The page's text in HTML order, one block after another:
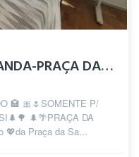
SUÍTE FEMININA C/ VARANDA-PRAÇA DA SAVASSI-PRAÇA LIBERDADE
🏩 🎀🌷SOMENTE P/
🌲🌴PRAÇA DA
💖da Praça da Sa...